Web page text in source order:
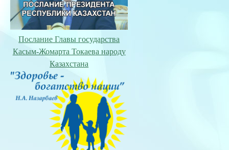
Послание Главы государства
Касым-Жомарта Токаева народу
Казахстана